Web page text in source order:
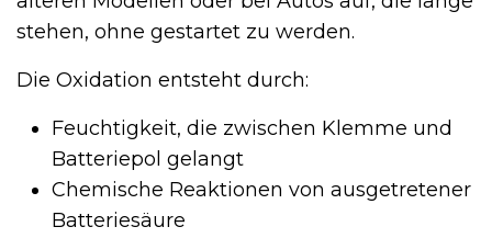
stehen, ohne gestartet zu werden.
Die Oxidation entsteht durch:
Feuchtigkeit, die zwischen Klemme und
Batteriepol gelangt
Chemische Reaktionen von ausgetretener
Batteriesäure